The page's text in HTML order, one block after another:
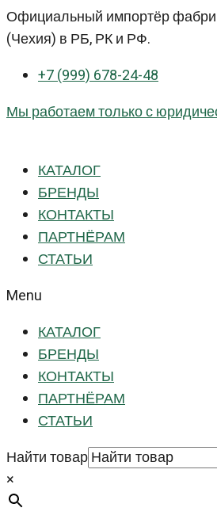
Перейти
к
Официальный импортёр
(Чехия) в РБ, РК и РФ.
+7 (999) 678-24-48
Мы работаем только с
КАТАЛОГ
БРЕНДЫ
КОНТАКТЫ
ПАРТНЁРАМ
СТАТЬИ
Menu
КАТАЛОГ
БРЕНДЫ
КОНТАКТЫ
ПАРТНЁРАМ
СТАТЬИ
Найти товар
×